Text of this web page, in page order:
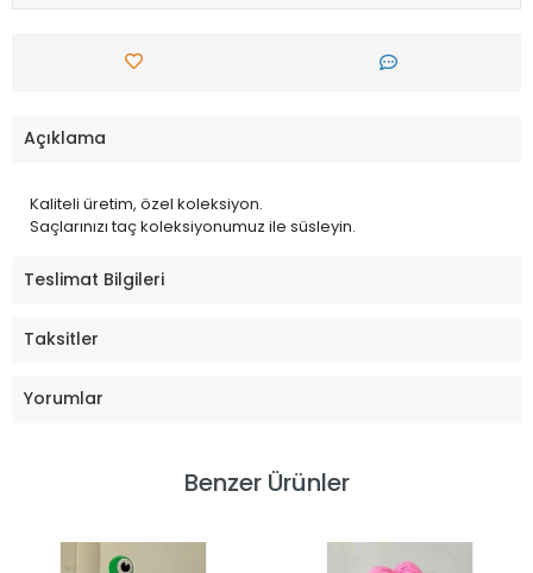
Açıklama
Kaliteli üretim, özel koleksiyon.
Saçlarınızı taç koleksiyonumuz ile süsleyin.
Teslimat Bilgileri
Taksitler
Yorumlar
Benzer Ürünler